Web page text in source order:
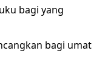
bagi yang
bagi umat